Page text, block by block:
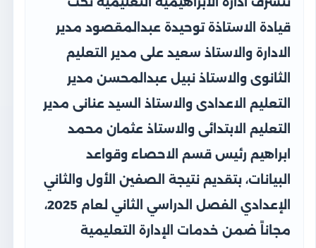
قيادة الاستاذة توحيدة عبدالمقصود مدير
الادارة والاستاذ سعيد على مدير التعليم
الثانوى والاستاذ نبيل عبدالمحسن مدير
التعليم الاعدادى والاستاذ السيد عنانى مدير
التعليم الابتدائى والاستاذ عثمان محمد
ابراهيم رئيس قسم الاحصاء وقواعد
البيانات، بتقديم نتيجة الصفين الأول والثاني
الإعدادي الفصل الدراسي الثاني لعام 2025،
مجاناً ضمن خدمات الإدارة التعليمية